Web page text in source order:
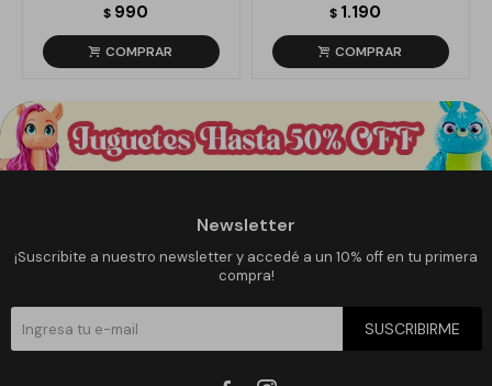
$ 990 $ 1.190
Newsletter
¡Suscribite a nuestro newsletter y accedé a un 10% off en tu primera
compra!
SUSCRIBIRME